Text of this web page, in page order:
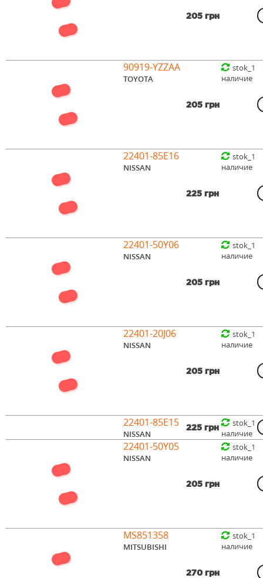
205 грн
90919-YZZAA
TOYOTA
205 грн
stok_1
наличие
22401-85E16
NISSAN
225 грн
stok_1
наличие
22401-50Y06
NISSAN
205 грн
stok_1
наличие
22401-20J06
NISSAN
205 грн
stok_1
наличие
22401-85E15
NISSAN
225 грн
stok_1
наличие
22401-50Y05
NISSAN
205 грн
stok_1
наличие
MS851358
MITSUBISHI
270 грн
stok_1
наличие